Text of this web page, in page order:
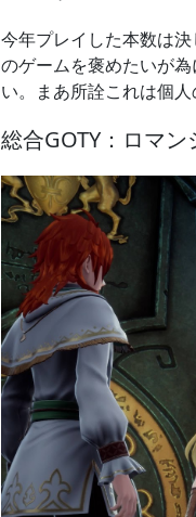
今年プレイした本数は
のゲームを褒めたいが
い。まあ所詮これは個
総合GOTY：ロマ